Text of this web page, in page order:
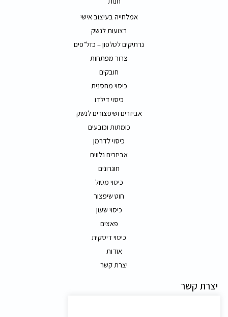
אמלחייה בעיצוב אישי
רצועות לנשק
נרתיקים לטלפון – כזל"פים
צרור מפתחות
חובקים
כיסוי מחסנית
כיסוי דילדו
אביזרים ושיפצורים לנשק
כומתות וכובעים
כיסוי לדרמן
אביזרים נלווים
חוגרונים
כיסוי מטול
חוט שיפצור
כיסוי שעון
פאצים
כיסוי דיסקית
אודות
יצרת קשר
יצרת קשר